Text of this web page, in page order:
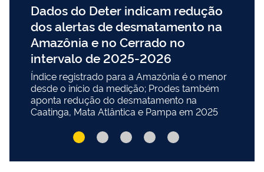
Dados do Deter indicam redução
dos alertas de desmatamento na
Amazônia e no Cerrado no
intervalo de 2025-2026
Índice registrado para a Amazônia é o menor
desde o início da medição; Prodes também
aponta redução do desmatamento na
Caatinga, Mata Atlântica e Pampa em 2025